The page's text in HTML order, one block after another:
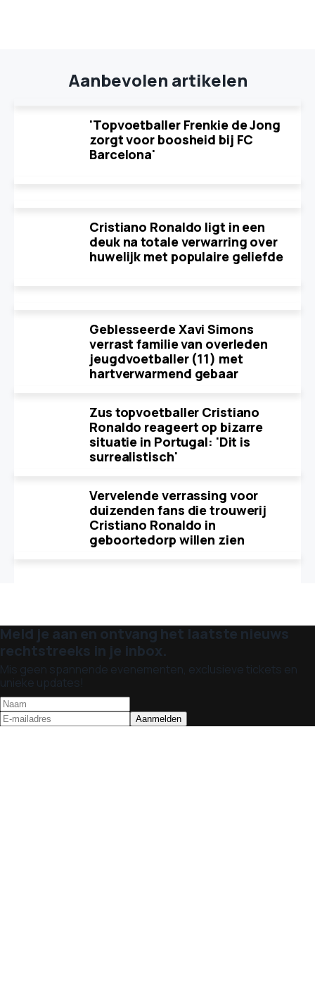
Aanbevolen artikelen
'Topvoetballer Frenkie de Jong
zorgt voor boosheid bij FC
Barcelona'
Cristiano Ronaldo ligt in een
deuk na totale verwarring over
huwelijk met populaire geliefde
Geblesseerde Xavi Simons
verrast familie van overleden
jeugdvoetballer (11) met
hartverwarmend gebaar
Zus topvoetballer Cristiano
Ronaldo reageert op bizarre
situatie in Portugal: 'Dit is
surrealistisch'
Vervelende verrassing voor
duizenden fans die trouwerij
Cristiano Ronaldo in
geboortedorp willen zien
Meld je aan en ontvang het laatste nieuws
rechtstreeks in je inbox.
Mis geen spannende evenementen, exclusieve tickets en
unieke updates!